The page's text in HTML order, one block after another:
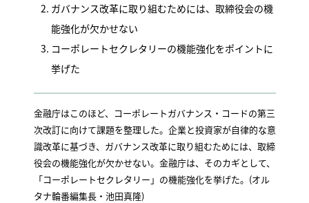
ガバナンス改革に取り組むためには、取締役会の機
能強化が欠かせない
コーポレートセクレタリーの機能強化をポイントに
挙げた
金融庁はこのほど、コーポレートガバナンス・コードの第三
次改訂に向けて課題を整理した。企業と投資家が自律的な意
識改革に基づき、ガバナンス改革に取り組むためには、取締
役会の機能強化が欠かせない。金融庁は、そのカギとして、
「コーポレートセクレタリー」の機能強化を挙げた。(オル
タナ輪番編集長・池田真隆)